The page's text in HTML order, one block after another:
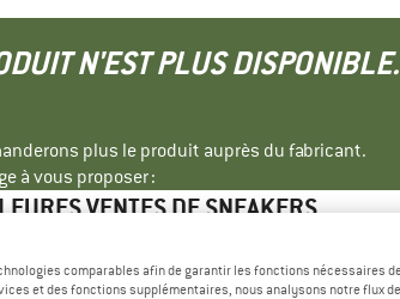
N'EST PLUS
plus le produit auprès du fabricant.
à vous proposer :
VENTES DE SNEAKERS
comparables afin de garantir les fonctions nécessaires
et des fonctions supplémentaires, nous analysons notre flux